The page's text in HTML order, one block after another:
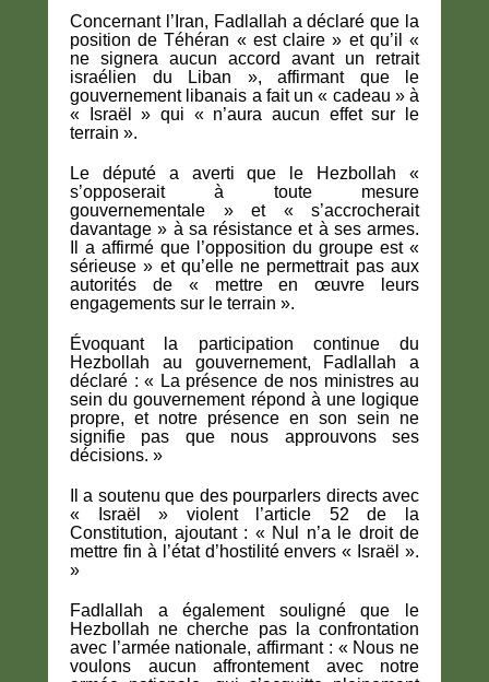
Concernant l’Iran, Fadlallah a déclaré que la
position de Téhéran « est claire » et qu’il «
ne signera aucun accord avant un retrait
israélien du Liban », affirmant que le
gouvernement libanais a fait un « cadeau » à
« Israël » qui « n’aura aucun effet sur le
terrain ».
Le député a averti que le Hezbollah «
s’opposerait à toute mesure
gouvernementale » et « s’accrocherait
davantage » à sa résistance et à ses armes.
Il a affirmé que l’opposition du groupe est «
sérieuse » et qu’elle ne permettrait pas aux
autorités de « mettre en œuvre leurs
engagements sur le terrain ».
Évoquant la participation continue du
Hezbollah au gouvernement, Fadlallah a
déclaré : « La présence de nos ministres au
sein du gouvernement répond à une logique
propre, et notre présence en son sein ne
signifie pas que nous approuvons ses
décisions. »
Il a soutenu que des pourparlers directs avec
« Israël » violent l’article 52 de la
Constitution, ajoutant : « Nul n’a le droit de
mettre fin à l’état d’hostilité envers « Israël ».
»
Fadlallah a également souligné que le
Hezbollah ne cherche pas la confrontation
avec l’armée nationale, affirmant : « Nous ne
voulons aucun affrontement avec notre